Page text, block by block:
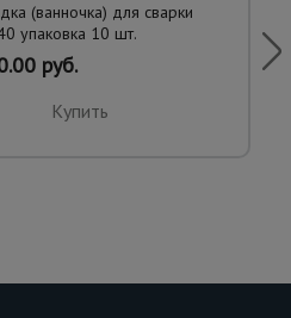
(ванночка) для сварки
упаковка 10 шт.
руб.
Купить